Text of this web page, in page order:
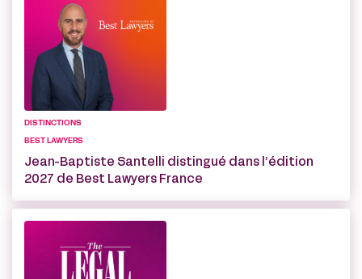
DISTINCTIONS
BEST LAWYERS
Jean-Baptiste Santelli distingué dans l’édition
2027 de Best Lawyers France